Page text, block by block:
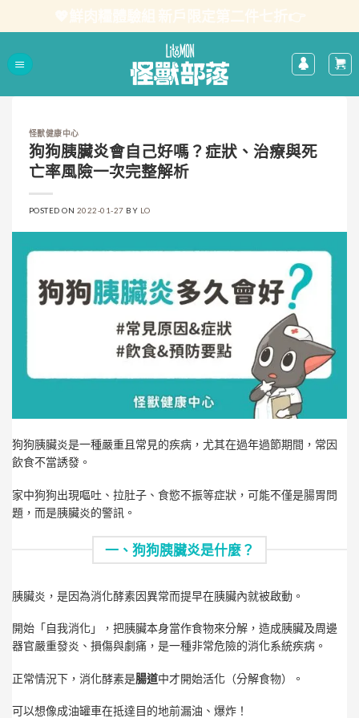
怪獸健康中心
狗狗胰臟炎會自己好嗎？症狀、治療與死
亡率風險一次完整解析
POSTED ON 2022-01-27 BY LO
狗狗胰臟炎是一種嚴重且常見的疾病，尤其在過年過節期間，常因
飲食不當誘發。
家中狗狗出現嘔吐、拉肚子、食慾不振等症狀，可能不僅是腸胃問
題，而是胰臟炎的警訊。
一、狗狗胰臟炎是什麼？
胰臟炎，是因為消化酵素因異常而提早在胰臟內就被啟動。
開始「自我消化」，把胰臟本身當作食物來分解，造成胰臟及周邊
器官嚴重發炎、損傷與劇痛，是一種非常危險的消化系統疾病。
正常情況下，消化酵素是腸道中才開始活化（分解食物）。
可以想像成油罐車在抵達目的地前漏油、爆炸！